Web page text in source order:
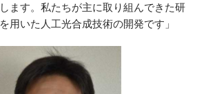
ます。私たちが主に取り組んできた研
用いた人工光合成技術の開発です」